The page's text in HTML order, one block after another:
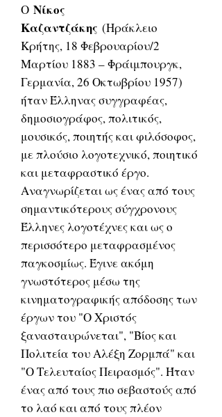
Ο Νίκος
Καζαντζάκης (Ηράκλειο
Κρήτης, 18 Φεβρουαρίου/2
Μαρτίου 1883 – Φράιμπουργκ,
Γερμανία, 26 Οκτωβρίου 1957)
ήταν Έλληνας συγγραφέας,
δημοσιογράφος, πολιτικός,
μουσικός, ποιητής και φιλόσοφος,
με πλούσιο λογοτεχνικό, ποιητικό
και μεταφραστικό έργο.
Αναγνωρίζεται ως ένας από τους
σημαντικότερους σύγχρονους
Έλληνες λογοτέχνες και ως ο
περισσότερο μεταφρασμένος
παγκοσμίως. Έγινε ακόμη
γνωστότερος μέσω της
κινηματογραφικής απόδοσης των
έργων του "Ο Χριστός
ξανασταυρώνεται", "Βίος και
Πολιτεία του Αλέξη Ζορμπά" και
"Ο Τελευταίος Πειρασμός". Ήταν
ένας από τους πιο σεβαστούς από
το λαό και από τους πλέον